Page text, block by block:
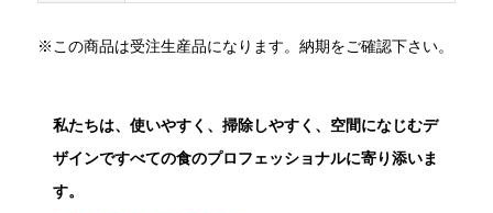
※この商品は受注生産品になります。納期をご確認下さい。
私たちは、使いやすく、掃除しやすく、空間になじむデ
ザインですべての食のプロフェッショナルに寄り添いま
す。